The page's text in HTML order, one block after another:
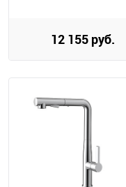
12 155 руб.